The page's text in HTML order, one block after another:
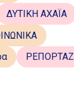
ΔΥΤΙΚΗ ΑΧΑΪΑ
ΡΕΠΟΡΤΑΖ